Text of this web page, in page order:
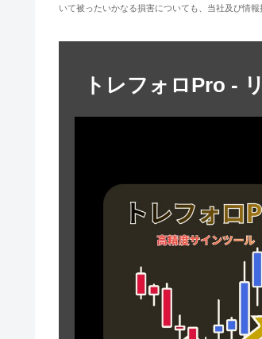
いて被ったいかなる損害についても、当社及び情報
トレフォロPro -